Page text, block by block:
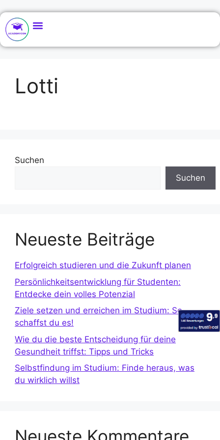
Lotti
Suchen
Suchen
Neueste Beiträge
Erfolgreich studieren und die Zukunft planen
Persönlichkeitsentwicklung für Studenten:
Entdecke dein volles Potenzial
Ziele setzen und erreichen im Studium: So
schaffst du es!
Wie du die beste Entscheidung für deine
Gesundheit triffst: Tipps und Tricks
Selbstfindung im Studium: Finde heraus, was
du wirklich willst